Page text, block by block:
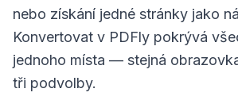
nebo získání jedné stránky jako
Konvertovat v PDFly pokrývá
jednoho místa — stejná
tři podvolby.